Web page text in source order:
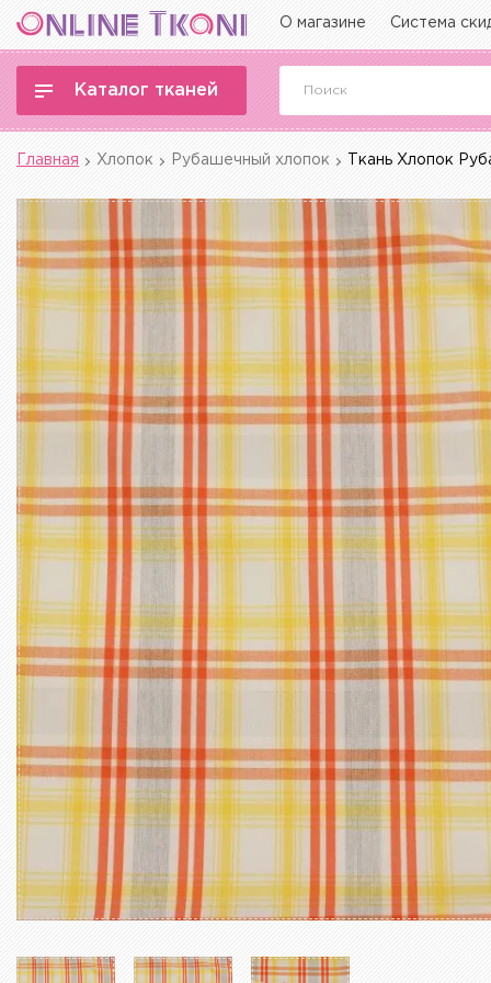
О магазине Система
Каталог тканей
Главная Хлопок Рубашечный хлопок Ткань Хлопок